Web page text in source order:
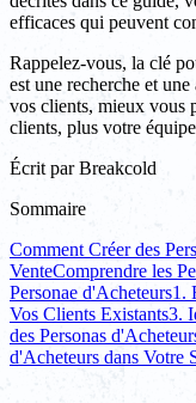
efficaces qui peuvent
Rappelez-vous, la clé
est une recherche et
vos clients, mieux vous
clients, plus votre
Écrit par Breakcold
Sommaire
Comment Créer des
VenteComprendre les
Personae d'Acheteurs1.
Vos Clients Existants3.
des Personas
d'Acheteurs dans Votre